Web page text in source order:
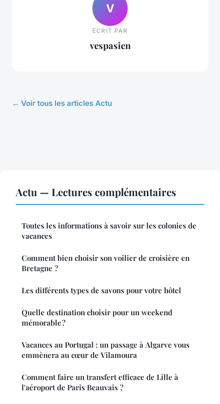
V
ECRIT PAR
vespasien
← Voir tous les articles Actu
Actu — Lectures complémentaires
Toutes les informations à savoir sur les colonies de
vacances
Comment bien choisir son voilier de croisière en
Bretagne ?
Les différents types de savons pour votre hôtel
Quelle destination choisir pour un weekend
mémorable ?
Vacances au Portugal : un passage à Algarve vous
emmènera au cœur de Vilamoura
Comment faire un transfert efficace de Lille à
l'aéroport de Paris Beauvais ?